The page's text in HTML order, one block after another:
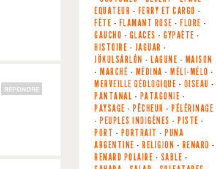
RÉPONDRE
EQUATEUR - FERRY ET CARGO -
FÊTE - FLAMANT ROSE - FLORE -
GAUCHO - GLACES - GYPAÈTE -
HISTOIRE - JAGUAR -
JÖKULSÁRLÓN - LAGUNE - MAISON
- MARCHÉ - MÉDINA - MÉLI-MÉLO -
MERVEILLE GÉOLOGIQUE - OISEAU -
PANTANAL - PATAGONIE -
PAYSAGE - PÊCHEUR - PÉLÉRINAGE
- PEUPLES INDIGÈNES - PISTE -
PORT - PORTRAIT - PUNA
ARGENTINE - RELIGION - RENARD -
RENARD POLAIRE - SABLE -